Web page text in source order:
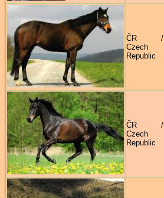
ČR /
Czech
Republic
ČR /
Czech
Republic